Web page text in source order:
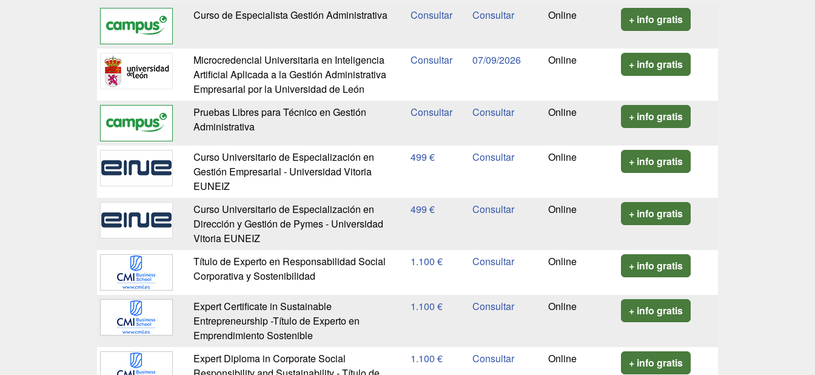
Curso de Especialista Gestión Administrativa Online + info gratis
Microcredencial Universitaria en Inteligencia
Artificial Aplicada a la Gestión Administrativa
Empresarial por la Universidad de León
07/09/2026 Online + info gratis
Pruebas Libres para Técnico en Gestión
Administrativa
Online + info gratis
Curso Universitario de Especialización en
Gestión Empresarial - Universidad Vitoria
EUNEIZ
499 € Online + info gratis
Curso Universitario de Especialización en
Dirección y Gestión de Pymes - Universidad
Vitoria EUNEIZ
499 € Online + info gratis
Título de Experto en Responsabilidad Social
Corporativa y Sostenibilidad
1.100 € Online + info gratis
Expert Certificate in Sustainable
Entrepreneurship -Título de Experto en
Emprendimiento Sostenible
1.100 € Online + info gratis
Expert Diploma in Corporate Social
1.100 € Online + info gratis